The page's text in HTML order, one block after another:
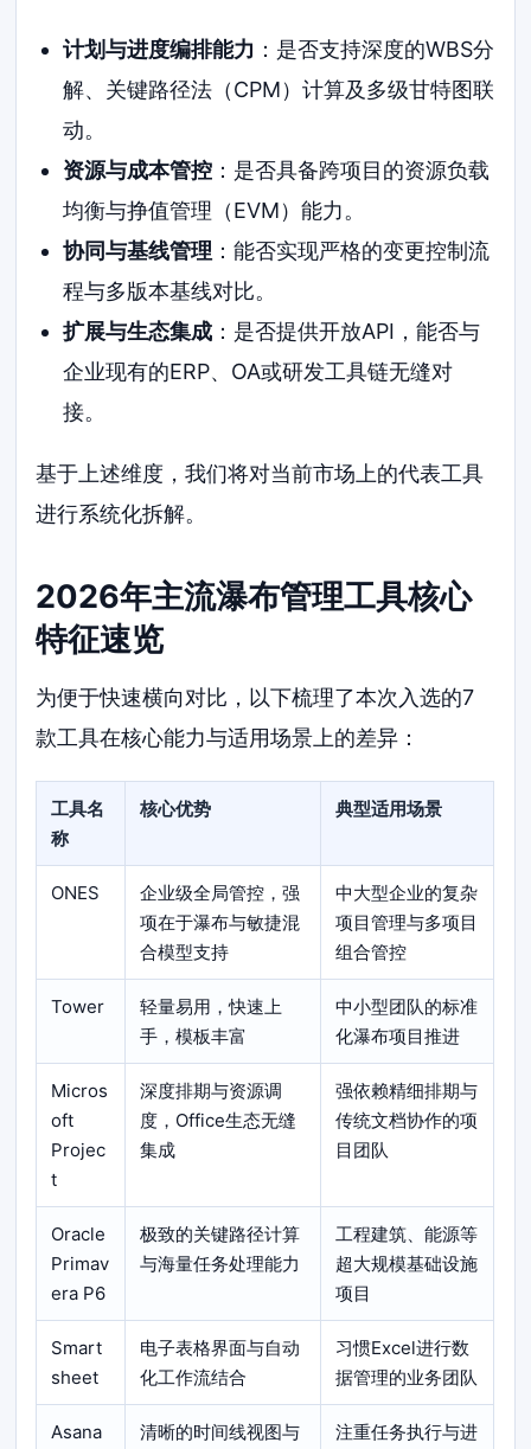
计划与进度编排能力 ：是否支持深度的WBS分
解、关键路径法（CPM）计算及多级甘特图联
动。
资源与成本管控：是否具备跨项目的资源负载
均衡与挣值管理（EVM）能力。
协同与基线管理 ：能否实现严格的变更控制流
程与多版本基线对比。
扩展与生态集成：是否提供开放API，能否与
企业现有的ERP、OA或研发工具链无缝对
接。
基于上述维度，我们将对当前市场上的代表工具
进行系统化拆解。
2026年主流瀑布管理工具核心
特征速览
为便于快速横向对比，以下梳理了本次入选的7
款工具在核心能力与适用场景上的差异：
工具名
称
核心优势 典型适用场景
ONES
企业级全局管控，强
项在于瀑布与敏捷混
合模型支持
中大型企业的复杂
项目管理与多项目
组合管控
Tower
轻量易用，快速上
手，模板丰富
中小型团队的标准
化瀑布项目推进
Micros
oft
Projec
t
深度排期与资源调
度，Office生态无缝
集成
强依赖精细排期与
传统文档协作的项
目团队
Oracle
Primav
era P6
极致的关键路径计算
与海量任务处理能力
工程建筑、能源等
超大规模基础设施
项目
Smart
sheet
电子表格界面与自动
化工作流结合
习惯Excel进行数
据管理的业务团队
Asana
清晰的时间线视图与
注重任务执行与进